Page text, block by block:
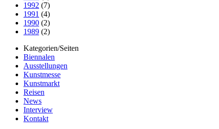
1992 (7)
1991 (4)
1990 (2)
1989 (2)
Kategorien/Seiten
Biennalen
Ausstellungen
Kunstmesse
Kunstmarkt
Reisen
News
Interview
Kontakt